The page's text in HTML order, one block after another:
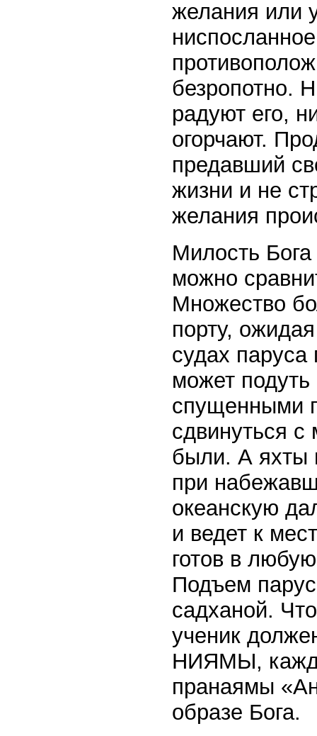
желания или
безропотно.
радуют его,
огорчают.
предавший
жизни и не
желания
Милость
можно
Множество
порту,
судах
может
спущенными
сдвинуться
были. А яхты
при
океанскую
и ведет к
готов в
Подъем
садханой.
ученик
НИЯМЫ,
пранаямы
образе Бога.